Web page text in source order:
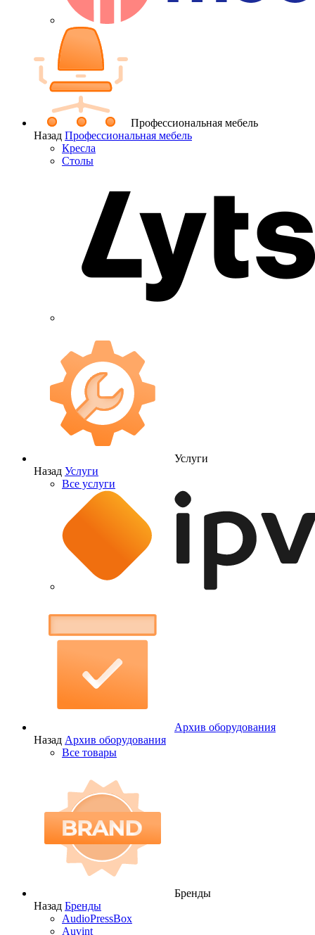
Профессиональная мебель
Назад Профессиональная мебель
Кресла
Столы
Услуги
Назад Услуги
Все услуги
Архив оборудования
Назад Архив оборудования
Все товары
Бренды
Назад Бренды
AudioPressBox
Auvint